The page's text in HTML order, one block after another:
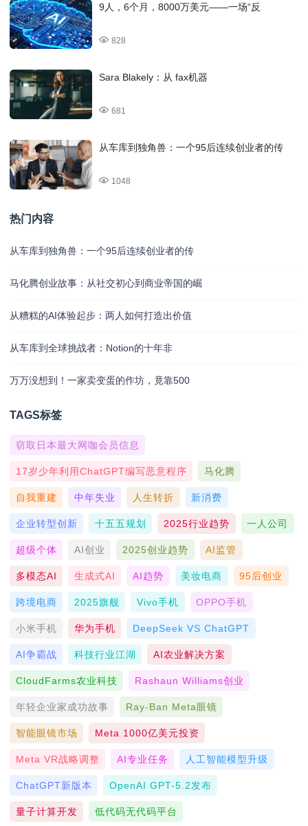
9人，6个月，8000万美元——一场“反
828
Sara Blakely：从 fax机器
681
从车库到独角兽：一个95后连续创业者的传
1048
热门内容
从车库到独角兽：一个95后连续创业者的传
马化腾创业故事：从社交初心到商业帝国的崛
从糟糕的AI体验起步：两人如何打造出价值
从车库到全球挑战者：Notion的十年非
万万没想到！一家卖变蛋的作坊，竟靠500
TAGS标签
窃取日本最大网咖会员信息
17岁少年利用ChatGPT编写恶意程序 马化腾
自我重建 中年失业 人生转折 新消费
企业转型创新 十五五规划 2025行业趋势 一人公司
超级个体 AI创业 2025创业趋势 AI监管
多模态AI 生成式AI AI趋势 美妆电商 95后创业
跨境电商 2025旗舰 Vivo手机 OPPO手机
小米手机 华为手机 DeepSeek VS ChatGPT
AI争霸战 科技行业江湖 AI农业解决方案
CloudFarms农业科技 Rashaun Williams创业
年轻企业家成功故事 Ray-Ban Meta眼镜
智能眼镜市场 Meta 1000亿美元投资
Meta VR战略调整 AI专业任务 人工智能模型升级
ChatGPT新版本 OpenAI GPT-5.2发布
量子计算开发 低代码无代码平台